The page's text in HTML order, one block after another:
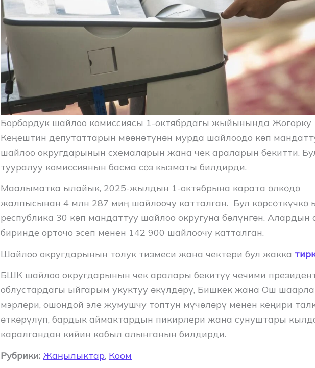
Борбордук шайлоо комиссиясы 1-октябрдагы жыйынында Жогорку
Кеңештин депутаттарын мөөнөтүнөн мурда шайлоодо көп
шайлоо округдарынын схемаларын жана чек араларын бекитти.
тууралуу комиссиянын басма сөз кызматы билдирди.
Маалыматка ылайык, 2025-жылдын 1-октябрына карата өлкөдө
жалпысынан 4 млн 287 миң шайлоочу катталган. Бул көрсөткүчкө
республика 30 көп мандаттуу шайлоо округуна бөлүнгөн. Алардын
биринде орточо эсеп менен 142 900 шайлоочу катталган.
Шайлоо округдарынын толук тизмеси жана чектери бул жакка
БШК шайлоо округдарынын чек аралары бекитүү чечими
облустардагы ыйгарым укуктуу өкүлдөрү, Бишкек жана Ош
мэрлери, ошондой эле жумушчу топтун мүчөлөрү менен кеңири
өткөрүлүп, бардык аймактардын пикирлери жана сунуштары
каралгандан кийин кабыл алынганын билдирди.
Рубрики: Жаңылыктар, Коом